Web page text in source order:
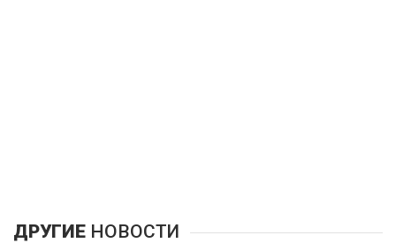
ДРУГИЕ НОВОСТИ